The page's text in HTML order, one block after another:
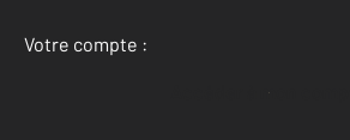
Votre compte :
Accéder à mon